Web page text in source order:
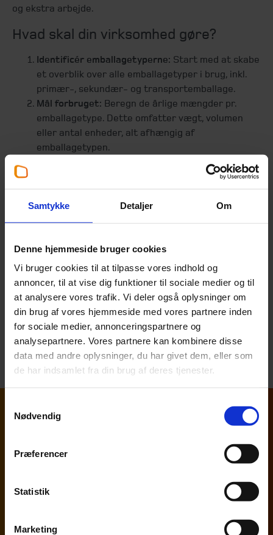
Samtykke Detaljer Om
Denne hjemmeside bruger cookies
Vi bruger cookies til at tilpasse vores indhold og
annoncer, til at vise dig funktioner til sociale medier og til
at analysere vores trafik. Vi deler også oplysninger om
din brug af vores hjemmeside med vores partnere inden
for sociale medier, annonceringspartnere og
analysepartnere. Vores partnere kan kombinere disse
data med andre oplysninger, du har givet dem, eller som
de har indsamlet fra din brug af deres tjenester.
Nødvendig
Præferencer
Statistik
Marketing
og ekstra arbejde.
Hvad skal din virksomhed gøre?
Identificér emballagetyperne: Start med at skabe
et overblik over alle emballagetyper i brug, inkl.
primær-, sekundær- og transportemballage.
Mål forbruget: Beregn de årlige mængder pr.
emballagetype. Dette omfatter vægt, volumen
eller antal enheder, alt afhængig af
emballagetypen.
Indtast jeres estimerede
mængder af emballage i Dansk Producentansvars
register.
Forbered endelig rapportering:
Vær klar til at
rapportere de faktiske mængder i begyndelsen af
Kontakt os
Har du spørgsmål, så kontakt os endelig for en
uforpligtende snak.
Find din bæredygtighedsspecialist
Artikler og cases om bæredygtighed